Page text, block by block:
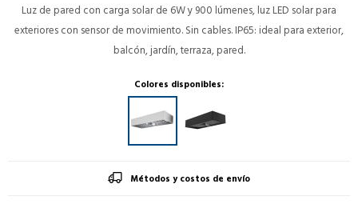
Luz de pared con carga solar de 6W y 900 lúmenes, luz LED solar para
exteriores con sensor de movimiento. Sin cables. IP65: ideal para exterior,
balcón, jardín, terraza, pared.
Colores disponibles:
Métodos y costos de envío